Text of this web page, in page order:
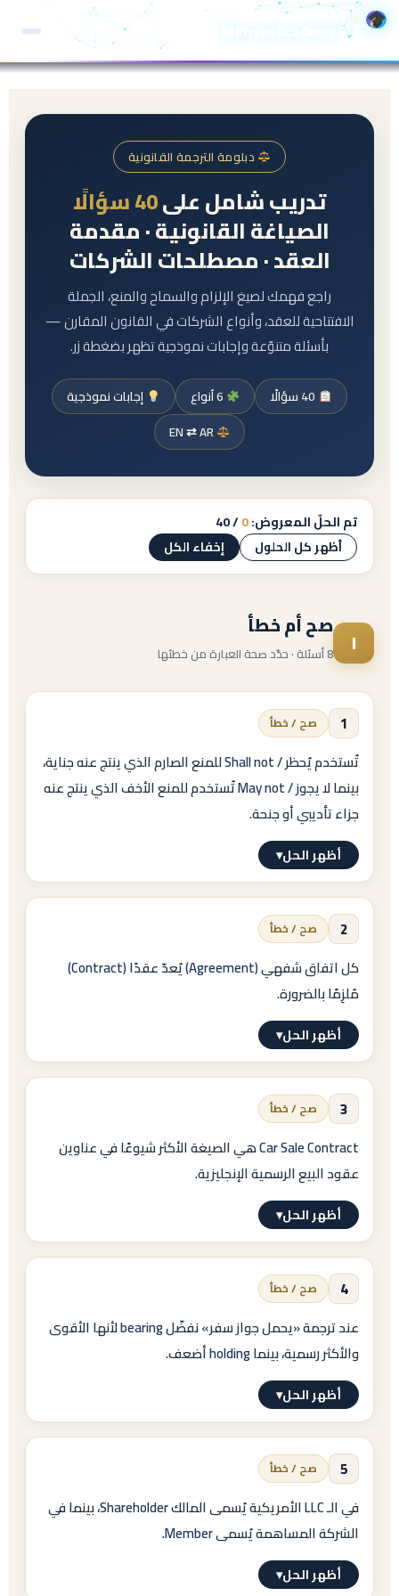
Motrjim Academy S
تخطي
إلى
دبلومة الترجمة القانونية
تدريب شامل على40 سؤالًا
الصياغة القانونية · مقدمة
العقد · مصطلحات الشركات
راجع فهمك لصيغ الإلزام والسماح والمنع، الجملة
الافتتاحية للعقد، وأنواع الشركات في القانون المقارن —
بأسئلة متنوّعة وإجابات نموذجية تظهر بضغطة زر.
إجابات نموذجية
تم الحلّ المعروض:0
/ 40
أظهر كل الحلول
إخفاء الكل
١
صح أم خطأ
8 أسئلة · حدّد صحة العبارة من خطئها
1 صح / خطأ
تُستخدمShall not / يُحظر
للمنع الصارم الذي ينتج عنه جناية،
بينماMay not / لا يجوز
تُستخدم للمنع الأخف الذي ينتج عنه
جزاء تأديبي أو جنحة.
أظهر الحل▾
الإجابة النموذجية
صح
التعليل: الأفعال التي ينتج عنها جناية نصوغها بـ
/ «يُحظر»، أما التي ينتج عنها جزاء تأديبي أو جنحة فنستخدم
معها
2 صح / خطأ
كل اتفاق شفهي(Agreement)يُعدّ عقدًا(Contract)
مُلزِمًا بالضرورة.
أظهر الحل▾
الإجابة النموذجية
خطأ
التعليل: القاعدة: أي اتفاق مكتوب = عقد، لكن ليس كل
اتفاق شفهي يرقى لمرتبة العقد المُلزم.
.
3 صح / خطأ
Car Sale Contractهي الصيغة الأكثر شيوعًا في عناوين
عقود البيع الرسمية الإنجليزية.
أظهر الحل▾
الإجابة النموذجية
خطأ
الأكثر شيوعًا في عناوين العقود الرسمية هو
Car Sale Agreement
؛ و
Car Sale Contract
صحيح لكنه أقل تداولًا.
4 صح / خطأ
عند ترجمة «يحمل جواز سفر» نفضّلbearingلأنها الأقوى
والأكثر رسمية، بينماholdingأضعف.
أظهر الحل▾
الإجابة النموذجية
صح
التعليل:«يحمل» ←
(الأقوى) أو
5 صح / خطأ
في الـLLCالأمريكية يُسمى المالكShareholder، بينما في
الشركة المساهمة يُسمىMember
.
أظهر الحل▾